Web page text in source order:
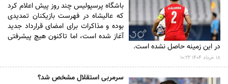
باشگاه پرسپولیس چند روز پیش اعلام کرد
که عالیشاه در فهرست بازیکنان تمدیدی
بوده و مذاکرات برای امضای قرارداد جدید
آغاز شده است، اما تاکنون هیچ پیشرفتی
در این زمینه حاصل نشده است.
۱۸ خرداد ۱۴۰۴ ۱۰:۲۲
سرمربی استقلال مشخص شد؟